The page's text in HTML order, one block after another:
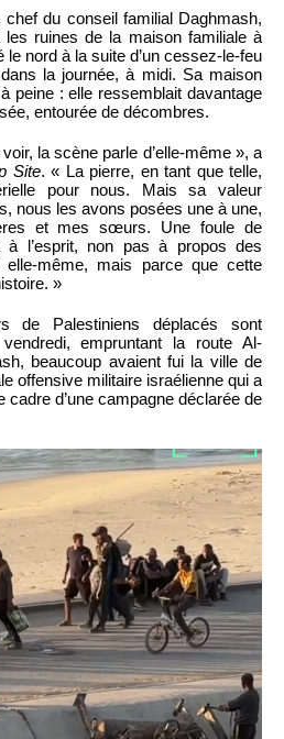
du conseil familial Daghmash,
ruines de la maison familiale à
nord à la suite d’un cessez-le-feu
la journée, à midi. Sa maison
peine : elle ressemblait davantage
entourée de décombres.
la scène parle d’elle-même », a
Site. « La pierre, en tant que telle,
pour nous. Mais sa valeur
nous les avons posées une à une,
et mes sœurs. Une foule de
à l’esprit, non pas à propos des
même, mais parce que cette
»
de Palestiniens déplacés sont
empruntant la route Al-
beaucoup avaient fui la ville de
offensive militaire israélienne qui a
cadre d’une campagne déclarée de